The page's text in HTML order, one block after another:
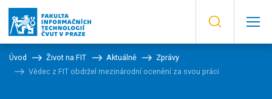
Úvod Život na FIT Aktuálně
Zprávy
Vědec z FIT obdržel mezinárodní ocenění za svou práci